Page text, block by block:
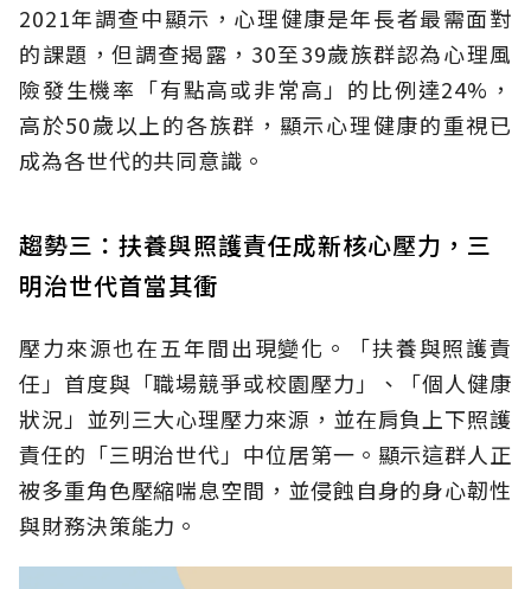
2021年調查中顯示，心理健康是年長者最需面對
的課題，但調查揭露，30至39歲族群認為心理風
險發生機率「有點高或非常高」的比例達24%，
高於50歲以上的各族群，顯示心理健康的重視已
成為各世代的共同意識。
趨勢三：扶養與照護責任成新核心壓力，三
明治世代首當其衝
壓力來源也在五年間出現變化。「扶養與照護責
任」首度與「職場競爭或校園壓力」、「個人健康
狀況」並列三大心理壓力來源，並在肩負上下照護
責任的「三明治世代」中位居第一。顯示這群人正
被多重角色壓縮喘息空間，並侵蝕自身的身心韌性
與財務決策能力。